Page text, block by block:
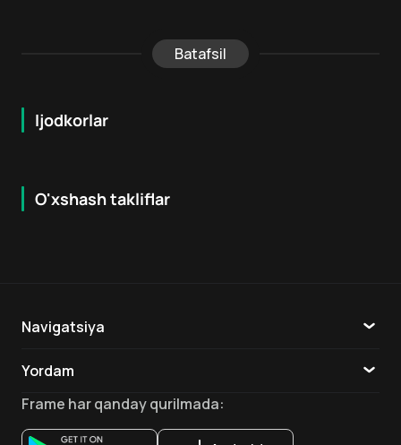
Batafsil
Ijodkorlar
O'xshash takliflar
18 + 6.4
Navigatsiya
Yordam
Aloqa
Ilovalar
Frame har qanday qurilmada: